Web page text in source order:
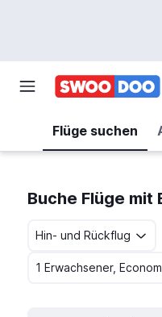
Flüge suchen
Buche Flüge mit
Hin- und Rückflug
1 Erwachsener,